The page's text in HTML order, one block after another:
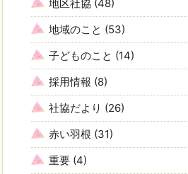
地区社協 (48)
地域のこと (53)
子どものこと (14)
採用情報 (8)
社協だより (26)
赤い羽根 (31)
重要 (4)